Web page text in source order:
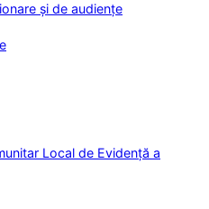
și de audiențe
Local de Evidență a